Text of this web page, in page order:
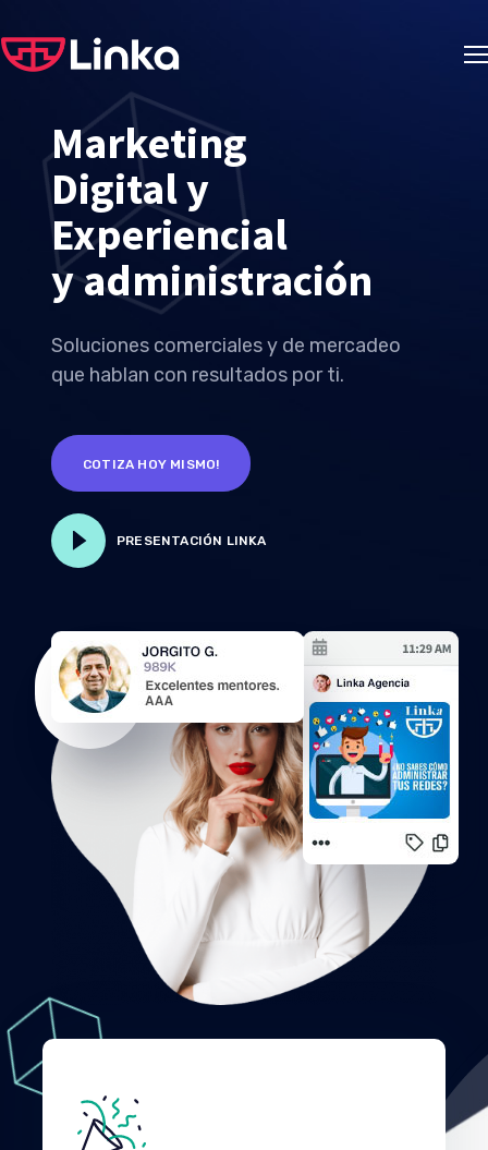
Marketing
​Digital y
Experiencial
y admini
Soluciones comerciales y de mercadeo
que hablan con resultados por ti.
COTIZA HOY MISMO!
PRESENTACIÓN LINKA